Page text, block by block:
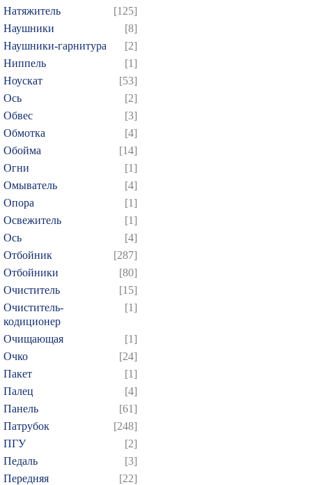
Натяжитель
[125]
Наушники
[8]
Наушники-гарнитура
[2]
Ниппель
[1]
Ноускат
[53]
Оcь
[2]
Обвес
[3]
Обмотка
[4]
Обойма
[14]
Огни
[1]
Омыватель
[4]
Опора
[1]
Освежитель
[1]
Ось
[4]
Отбойник
[287]
Отбойники
[80]
Очиститель
[15]
Очиститель-
кодиционер
[1]
Очищающая
[1]
Очко
[24]
Пакет
[1]
Палец
[4]
Панель
[61]
Патрубок
[248]
ПГУ
[2]
Педаль
[3]
Передняя
[22]